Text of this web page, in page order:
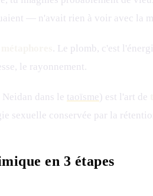
— n'avait rien à voir avec la
. Le plomb, c'est
le rayonnement.
dans le taoïsme ) est l'art de
sexuelle conservée par la
en 3 étapes